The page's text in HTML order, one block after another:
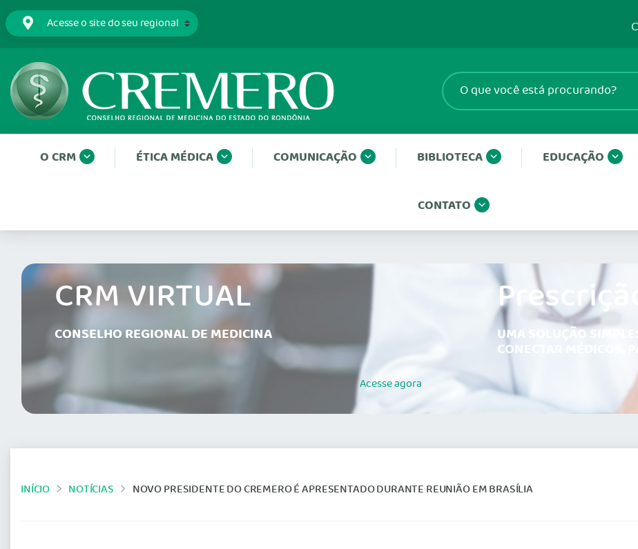
O CRM ÉTICA MÉDICA COMUNICAÇÃO BIBLIOTECA EDUCAÇÃO
CONTATO
CRM VIRTUAL
CONSELHO REGIONAL DE MEDICINA
Acesseagora
UMA SOLUÇÃO
CONECTAR MÉDICOS,
INÍCIO NOTÍCIAS NOVO PRESIDENTE DO CREMERO É APRESENTADO DURANTE REUNIÃO EM BRASÍLIA